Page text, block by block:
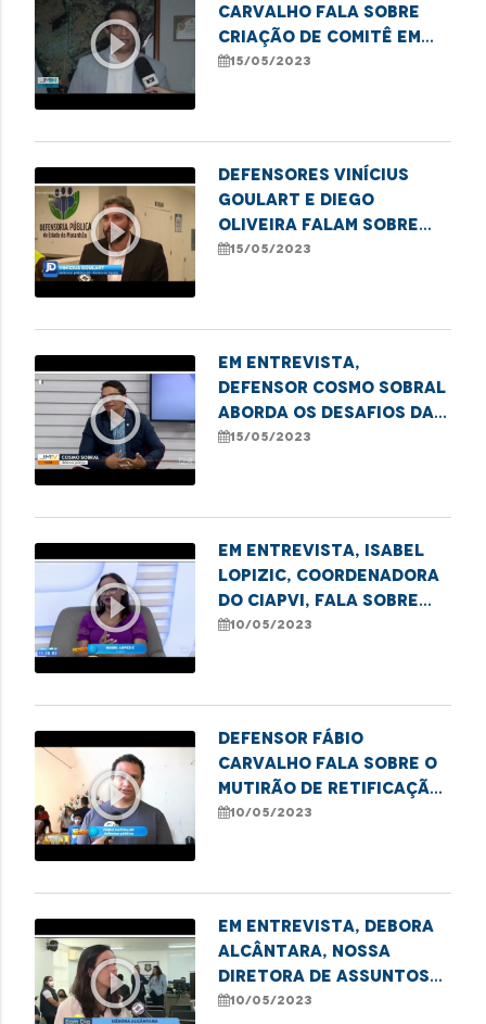
play_circle_outline
Carvalho fala sobre
criação de comitê em
Imperatriz para
15/05/2023
play_circle_outline
Defensores Vinícius
Goulart e Diego
Oliveira falam sobre
audiência pública que
Planos de Saúde
15/05/2023
play_circle_outline
Em entrevista,
defensor Cosmo Sobral
aborda os desafios da
saúde pública no
15/05/2023
play_circle_outline
Em entrevista, Isabel
Lopizic, coordenadora
do CIAPVI, fala sobre
combate à violência
10/05/2023
play_circle_outline
Defensor Fábio
Carvalho fala sobre o
mutirão de retificação
de registro civil em
10/05/2023
play_circle_outline
Em entrevista, Debora
Alcântara, nossa
Diretora de Assuntos
Institucionais e
10/05/2023